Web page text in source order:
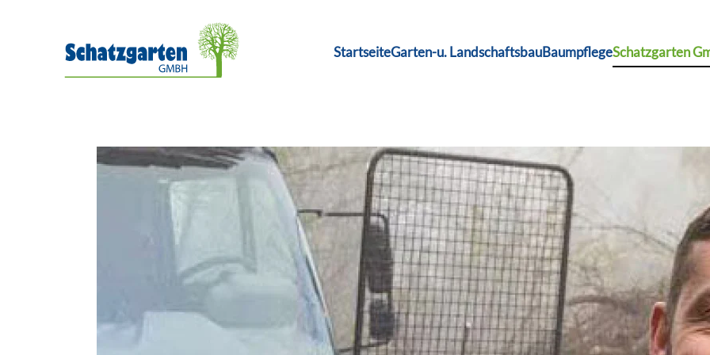
Skip to main content StartseiteGarten-u. LandschaftsbauBaumpflegeSchatzgarten